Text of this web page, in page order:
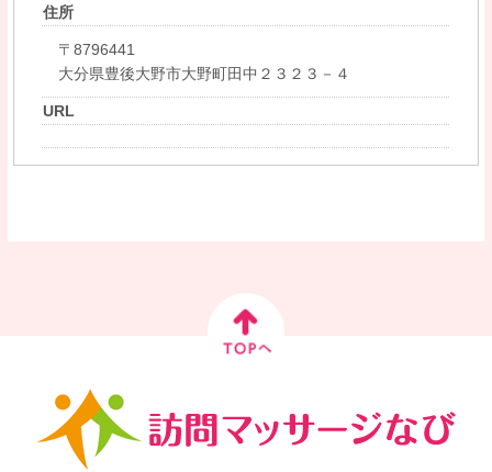
住所
〒8796441
大分県豊後大野市大野町田中２３２３－４
URL